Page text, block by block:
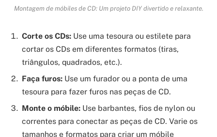
Montagem de móbiles de CD: Um projeto DIY divertido e relaxante.
Corte os CDs: Use uma tesoura ou estilete para
cortar os CDs em diferentes formatos (tiras,
triângulos, quadrados, etc.).
Faça furos: Use um furador ou a ponta de uma
tesoura para fazer furos nas peças de CD.
Monte o móbile: Use barbantes, fios de nylon ou
correntes para conectar as peças de CD. Varie os
tamanhos e formatos para criar um móbile